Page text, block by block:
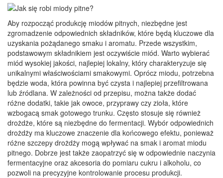
Aby rozpocząć produkcję miodów pitnych, niezbędne jest
zgromadzenie odpowiednich składników, które będą kluczowe dla
uzyskania pożądanego smaku i aromatu. Przede wszystkim,
podstawowym składnikiem jest oczywiście miód. Warto wybierać
miód wysokiej jakości, najlepiej lokalny, który charakteryzuje się
unikalnymi właściwościami smakowymi. Oprócz miodu, potrzebna
będzie woda, która powinna być czysta i najlepiej przefiltrowana
lub źródlana. W zależności od przepisu, można także dodać
różne dodatki, takie jak owoce, przyprawy czy zioła, które
wzbogacą smak gotowego trunku. Często stosuje się również
drożdże, które są niezbędne do fermentacji. Wybór odpowiednich
drożdży ma kluczowe znaczenie dla końcowego efektu, ponieważ
różne szczepy drożdży mogą wpływać na smak i aromat miodu
pitnego. Dobrze jest także zaopatrzyć się w odpowiednie naczynia
fermentacyjne oraz akcesoria do pomiaru cukru i alkoholu, co
pozwoli na precyzyjne kontrolowanie procesu produkcji.